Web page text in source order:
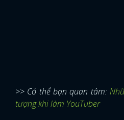
>> Có thể bạn quan tâm:
tượng khi làm YouTuber